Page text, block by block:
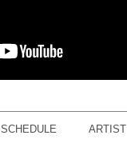
SCHEDULE ARTIST